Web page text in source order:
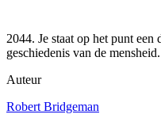
2044. Je staat op het punt
geschiedenis van de mensheid.
Auteur
Robert Bridgeman